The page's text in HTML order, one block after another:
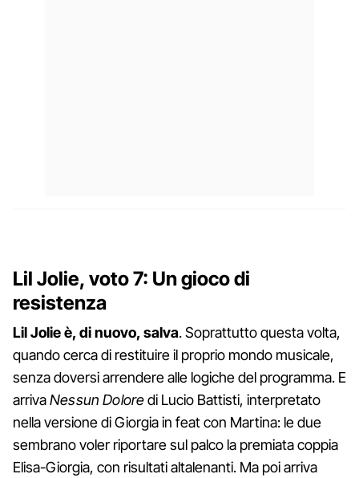
Lil Jolie, voto 7: Un gioco di
resistenza
Lil Jolie è, di nuovo, salva. Soprattutto questa volta,
quando cerca di restituire il proprio mondo musicale,
senza doversi arrendere alle logiche del programma. E
arrivaNessun Doloredi Lucio Battisti, interpretato
nella versione di Giorgia in feat con Martina: le due
sembrano voler riportare sul palco la premiata coppia
Elisa-Giorgia, con risultati altalenanti. Ma poi arriva